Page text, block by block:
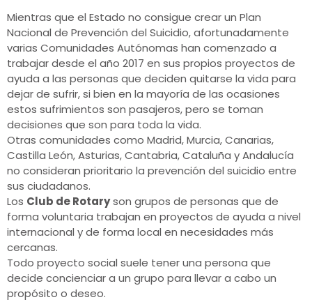
Mientras que el Estado no consigue crear un Plan
Nacional de Prevención del Suicidio, afortunadamente
varias Comunidades Autónomas han comenzado a
trabajar desde el año 2017 en sus propios proyectos de
ayuda a las personas que deciden quitarse la vida para
dejar de sufrir, si bien en la mayoría de las ocasiones
estos sufrimientos son pasajeros, pero se toman
decisiones que son para toda la vida.
Otras comunidades como Madrid, Murcia, Canarias,
Castilla León, Asturias, Cantabria, Cataluña y Andalucía
no consideran prioritario la prevención del suicidio entre
sus ciudadanos.
Los Club de Rotaryson grupos de personas que de
forma voluntaria trabajan en proyectos de ayuda a nivel
internacional y de forma local en necesidades más
cercanas.
Todo proyecto social suele tener una persona que
decide concienciar a un grupo para llevar a cabo un
propósito o deseo.